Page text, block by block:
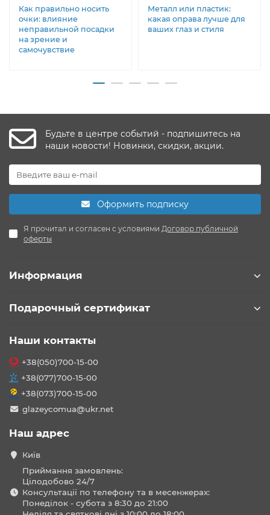
Как правильно носить
очки: влияние
неправильной посадки
на зрение и
самочувствие
Металл или пластик:
какая оправа лучше для
ваших глаз и стиля
Будьте в центре событий - подпишитесь на
наши новости! Новинки, скидки, акции.
Оформить подписку
Я прочитал и согласен с условиями Договор публичной
оферты
Информация
Подарочный сертификат
Наши контакты
+38(050)700-15-00
+38(077)700-15-00
+38(073)700-15-00
glazeycomua@ukr.net
Наш адрес
Київ
Приймання замовлень:
Цілодобово 24/7
Консультації по телефону та в месенжерах:
Понеділок - субота з 8:30 до 21:00